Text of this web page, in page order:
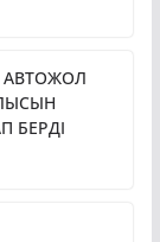
АВТОЖОЛ
БЕРДІ